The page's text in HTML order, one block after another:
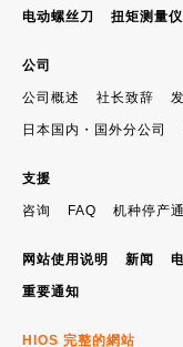
电动螺丝刀 扭矩测量仪
公司
公司概述 社长致辞
日本国内・国外分公司
支援
咨询 FAQ 机种停产
网站使用说明 新闻
重要通知
HIOS 完整的網站